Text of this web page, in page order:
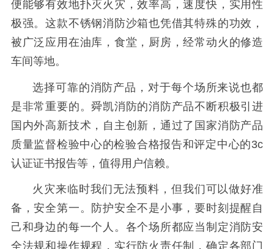
便能够有效地扑灭火灾，效率高，速度快，实用性
极强。这款不锈钢消防沙箱也凭借其特殊的功效，
被广泛应用在油库，食堂，厨房，经常动火的修造
车间等地。
选择可靠的消防产品，对于每个场所来说也都
是非常重要的。舜凯消防的消防产品不断积极引进
国内外高新技术，自主创新，通过了国家消防产品
质量监督检验中心的检验合格报告和评定中心的3c
认证证书报告等，值得用户信赖。
火灾来临时我们无法预料，但我们可以做好准
备，安全第一。防护安全不是小事，要时刻提醒自
己和身边的每一个人。各个场所都应当制定消防安
全法规和操作规程，实行防火责任制，确定各部门